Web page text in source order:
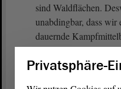
sind Waldflächen.
unabdingbar, dass wir
dauernde
Wäldern stärker
Privatsphäre-